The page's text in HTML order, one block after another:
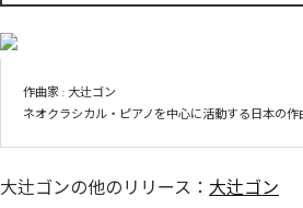
作曲家 : 大辻ゴン
ネオクラシカル・ピアノを中心に活動する日本の
大辻ゴンの他のリリース： 大辻ゴン